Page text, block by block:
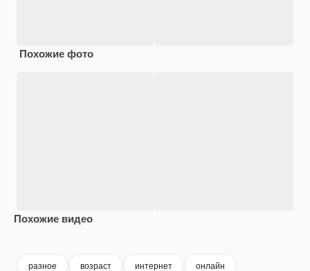
Похожие фото
Похожие видео
разное возраст интернет онлайн